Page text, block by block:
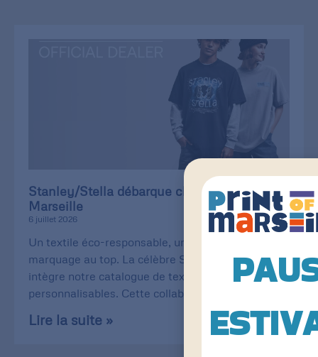
Stanley/Stella débarque chez Print of
Marseille
6 juillet 2026
Un textile éco-responsable, une qualité de
marquage au top. La célèbre Stanley/Stella
intègre notre catalogue de textiles
personnalisables. Cette collaboration
Lire la suite »